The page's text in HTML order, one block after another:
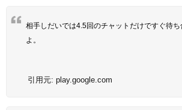
相手しだいでは4.5回のチャットだけですぐ待
よ。
引用元: play.google.com